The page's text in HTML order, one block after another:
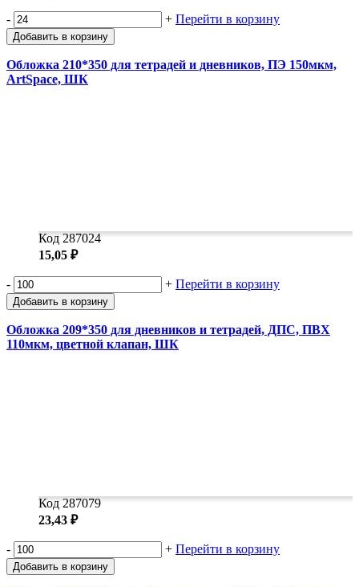
- + Перейти в корзину
Добавить в корзину
Обложка 210*350 для тетрадей и дневников, ПЭ 150мкм,
ArtSpace, ШК
Код 287024
15,05 ₽
- + Перейти в корзину
Добавить в корзину
Обложка 209*350 для дневников и тетрадей, ДПС, ПВХ
110мкм, цветной клапан, ШК
Код 287079
23,43 ₽
- + Перейти в корзину
Добавить в корзину